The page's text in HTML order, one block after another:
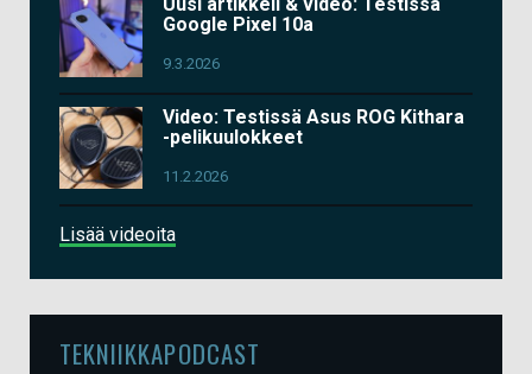
Google Pixel 10a
9.3.2026
Video: Testissä Asus ROG Kithara
-pelikuulokkeet
11.2.2026
Lisää videoita
TEKNIIKKAPODCAST